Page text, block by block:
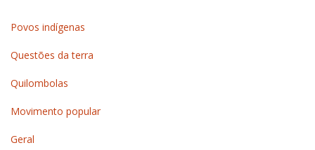
Povos indígenas
Questões da terra
Quilombolas
Movimento popular
Geral